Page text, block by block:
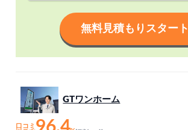
無料見積もりスタート
GTワンホーム
口コミ